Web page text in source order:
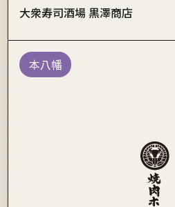
大衆寿司酒場 黒澤商店
本八幡